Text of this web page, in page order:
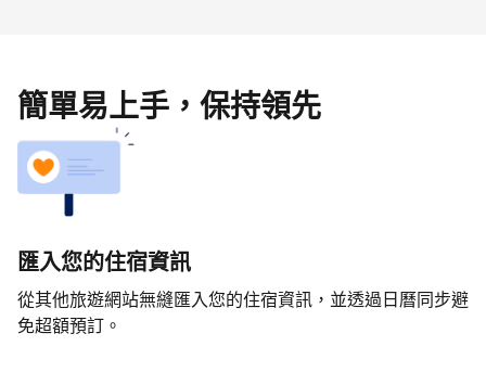
簡單易上手，保持領先
匯入您的住宿資訊
從其他旅遊網站無縫匯入您的住宿資訊，並透過日曆同步避
免超額預訂。